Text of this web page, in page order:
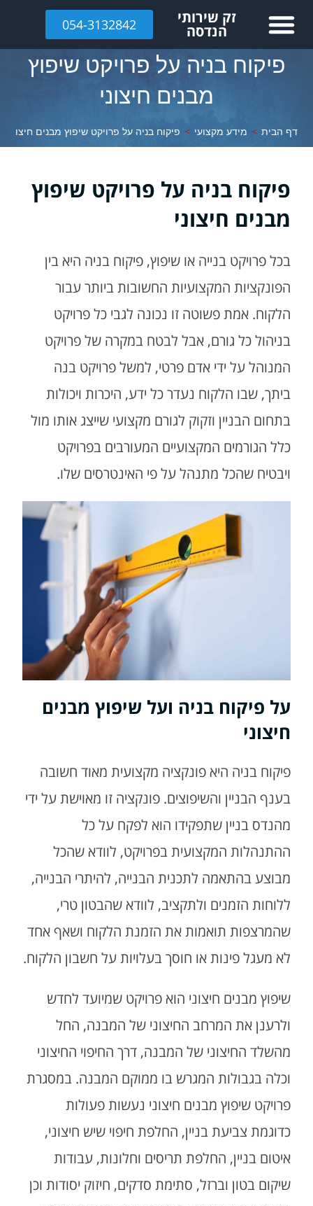
לתוכן זק שירותי
הנדסה 054-3132842
פיקוח בניה על פרויקט שיפוץ
מבנים חיצוני
דף הבית > מידע מקצועי > פיקוח בניה על פרויקט שיפוץ מבנים חיצוני
פיקוח בניה על פרויקט שיפוץ
מבנים חיצוני
בכל פרויקט בנייה או שיפוץ, פיקוח בניה היא בין
הפונקציות המקצועיות החשובות ביותר עבור
הלקוח. אמת פשוטה זו נכונה לגבי כל פרויקט
בניהול כל גורם, אבל לבטח במקרה של פרויקט
המנוהל על ידי אדם פרטי, למשל פרויקט בנה
ביתך, שבו הלקוח נעדר כל ידע, היכרות ויכולות
בתחום הבניין וזקוק לגורם מקצועי שייצג אותו מול
כלל הגורמים המקצועיים המעורבים בפרויקט
ויבטיח שהכל מתנהל על פי האינטרסים שלו.
על פיקוח בניה ועל שיפוץ מבנים
חיצוני
פיקוח בניה היא פונקציה מקצועית מאוד חשובה
בענף הבניין והשיפוצים. פונקציה זו מאוישת על ידי
מהנדס בניין שתפקידו הוא לפקח על כל
ההתנהלות המקצועית בפרויקט, לוודא שהכל
מבוצע בהתאמה לתכנית הבנייה, להיתרי הבנייה,
ללוחות הזמנים ולתקציב, לוודא שהבטון טרי,
שהמרצפות תואמות את הזמנת הלקוח ושאף אחד
לא מעגל פינות או חוסך בעלויות על חשבון הלקוח.
שיפוץ מבנים חיצוני הוא פרויקט שמיועד לחדש
ולרענן את המרחב החיצוני של המבנה, החל
מהשלד החיצוני של המבנה, דרך החיפוי החיצוני
וכלה בגבולות המגרש בו ממוקם המבנה. במסגרת
פרויקט שיפוץ מבנים חיצוני נעשות פעולות
כדוגמת צביעת בניין, החלפת חיפוי שיש חיצוני,
איטום בניין, החלפת תריסים וחלונות, עבודות
שיקום בטון וברזל, סתימת סדקים, חיזוק יסודות וכן